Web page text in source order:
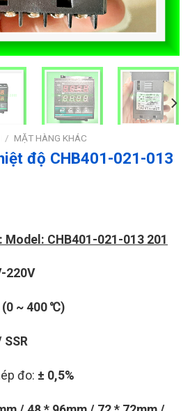
/ MẶT HÀNG KHÁC
độ CHB401-021-013
Model: CHB401-021-013 201
220V
(0 ~ 400 ℃)
SSR
đo: ± 0,5%